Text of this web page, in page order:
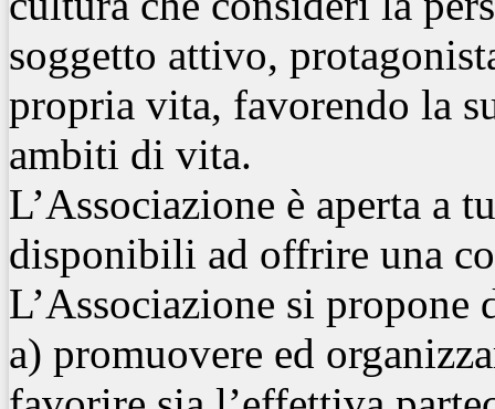
soggetto attivo,
propria vita, favorendo la
ambiti di vita.
L’Associazione è aperta a
disponibili ad offrire una
L’Associazione si propone
a) promuovere ed